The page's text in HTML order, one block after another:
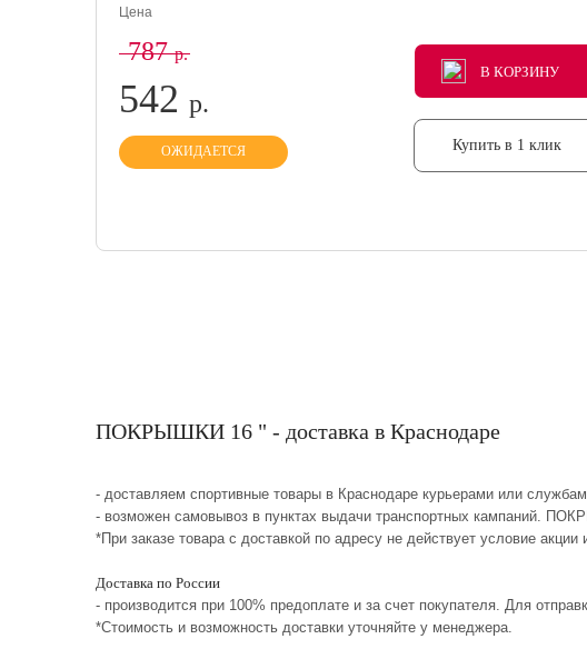
Цена
787р.
542р.
ОЖИДАЕТСЯ
В КОРЗИНУ
В КОРЗИНУ
В КОРЗИНУ
Купить в 1 клик
ПОКРЫШКИ 16 " - доставка в Краснодаре
- доставляем спортивные товары в Краснодаре курьерами или
- возможен самовывоз в пунктах выдачи транспортных кампаний.
*При заказе товара с доставкой по адресу не действует условие
Доставка по России
- производится при 100% предоплате и за счет покупателя. Для
*Стоимость и возможность доставки уточняйте у менеджера.